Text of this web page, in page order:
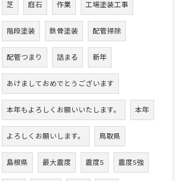
芝 庭石 作業 工場塗装工事
階段塗装 鉄骨塗装 配管掃除
配管つまり 詰まる 新年
あけましておめでとうございます
本年もよろしくお願いいたします。 本年
よろしくお願いします。 鳥取県
島根県 最大震度 震度5 震度5強